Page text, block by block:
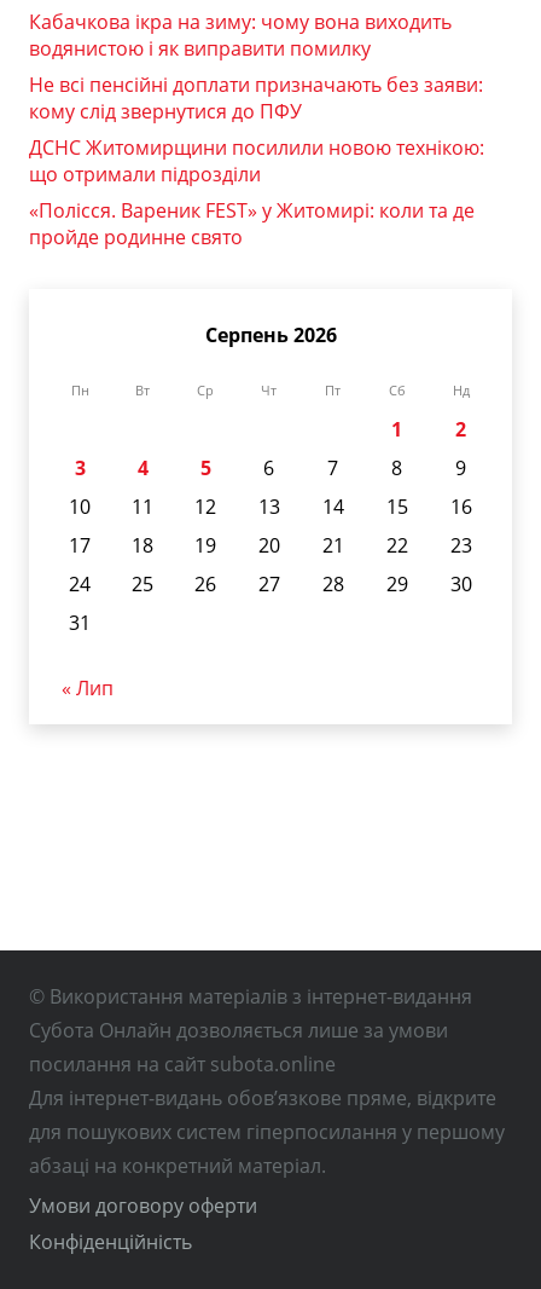
Кабачкова ікра на зиму: чому вона виходить
водянистою і як виправити помилку
Не всі пенсійні доплати призначають без заяви:
кому слід звернутися до ПФУ
ДСНС Житомирщини посилили новою технікою:
що отримали підрозділи
«Полісся. Вареник FEST» у Житомирі: коли та де
пройде родинне свято
Серпень 2026
Пн Вт Ср Чт Пт Сб Нд
1
2
3
4 5 6 7 8
9
10
11 12 13 14 15
16
17
18 19 20 21 22
23
24
25 26 27 28 29
30
31
« Лип
© Використання матеріалів з інтернет-видання
Субота Онлайн дозволяється лише за умови
посилання на сайт subota.online
Для інтернет-видань обов’язкове пряме, відкрите
для пошукових систем гіперпосилання у першому
абзаці на конкретний матеріал.
Умови договору оферти
Конфіденційність